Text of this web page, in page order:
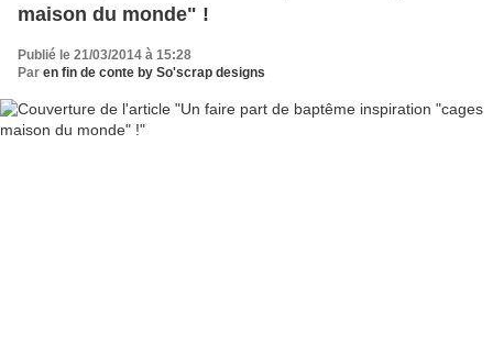
maison du monde" !
Publié le 21/03/2014 à 15:28
Par en fin de conte by So'scrap designs